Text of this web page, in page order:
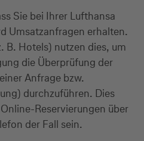
beantragen
Sie bei Ihrer Lufthansa
Umsatzanfragen erhalten.
B. Hotels) nutzen dies, um
die Überprüfung der
Anfrage bzw.
durchzuführen. Dies
Reservierungen über
der Fall sein.